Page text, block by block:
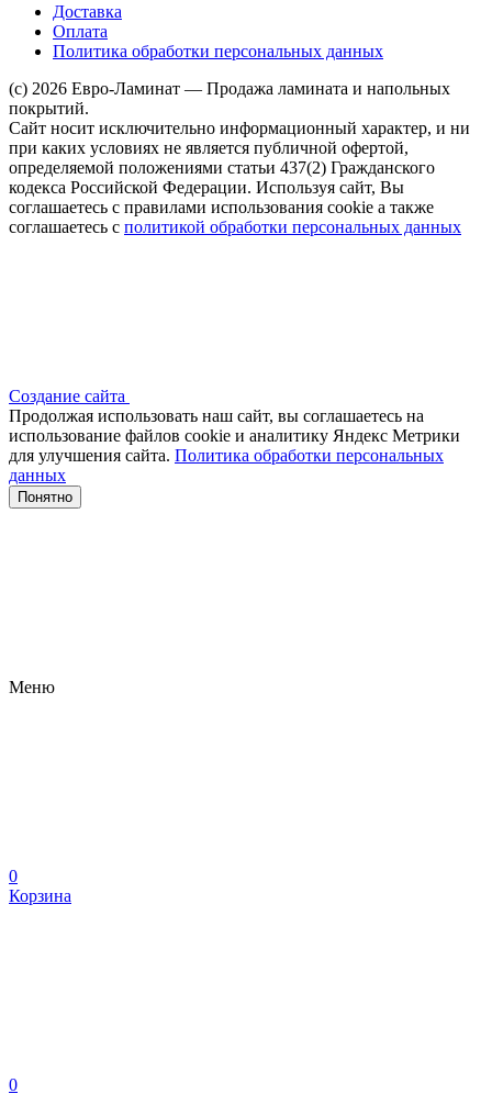
Доставка
Оплата
Политика обработки персональных данных
(c) 2026 Евро-Ламинат — Продажа ламината и напольных
покрытий.
Сайт носит исключительно информационный характер, и ни
при каких условиях не является публичной офертой,
определяемой положениями статьи 437(2) Гражданского
кодекса Российской Федерации. Используя сайт, Вы
соглашаетесь с правилами использования cookie а также
соглашаетесь с политикой обработки персональных данных
Создание сайта
Продолжая использовать наш сайт, вы соглашаетесь на
использование файлов сооkіе и аналитику Яндекс Метрики
для улучшения сайта. Политика обработки персональных
данных
Понятно
Меню
0
Корзина
0